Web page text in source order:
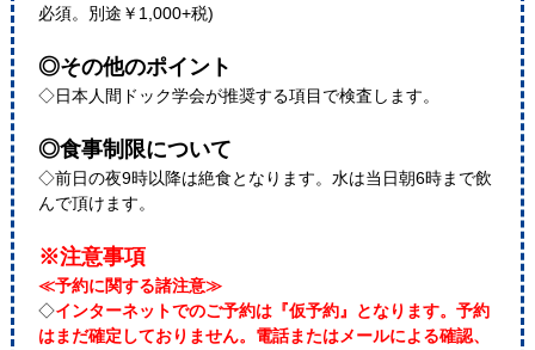
必須。別途￥1,000+税)
◎その他のポイント
◇日本人間ドック学会が推奨する項目で検査します。
◎食事制限について
◇前日の夜9時以降は絶食となります。水は当日朝6時まで飲
んで頂けます。
※注意事項
≪予約に関する諸注意≫
◇インターネットでのご予約は『仮予約』となります。予約
はまだ確定しておりません。電話またはメールによる確認、